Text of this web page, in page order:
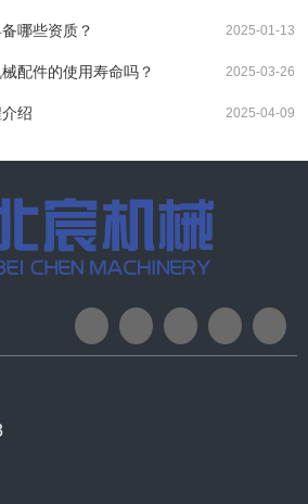
2025-01-13
哪些资质？
2025-03-26
配件的使用寿命吗？
2025-04-09
绍